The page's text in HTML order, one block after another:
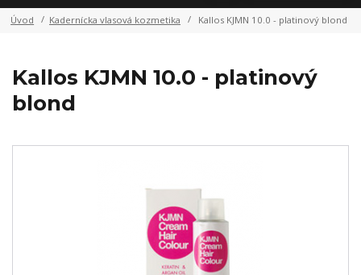
Úvod Kadernícka vlasová kozmetika Kallos KJMN 10.0 - platinový blond
Kallos KJMN 10.0 - platinový
blond